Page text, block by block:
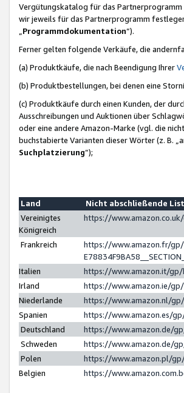
Vergütungskatalog für das Partnerprogramm
wir jeweils für das Partnerprogramm
Programmdokumentation“).
Ferner gelten folgende Verkäufe, die
(a) Produktkäufe, die nach Beendigung Ihrer
(b) Produktbestellungen, bei denen eine
(c) Produktkäufe durch einen Kunden, der
Ausschreibungen und Auktionen über
oder eine andere Amazon-Marke (vgl. die
buchstabierte Varianten dieser Wörter (z. B.
Suchplatzierung”);
Land
Nicht abschließende
Vereinigtes
Königreich
https://
Frankreich
https://www.amazon.fr/
Italien
https://www.amazon.it/
Irland
https://www.amazon.ie/gp/
Niederlande
https://www.amazon.nl/
Spanien
https://www.amazon.es/
Deutschland
https://www.amazon.de/
Schweden
https://www.amazon.de/
Polen
https://www.amazon.pl/
Belgien
https://